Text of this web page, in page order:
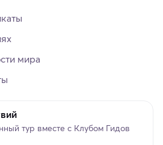
мира
тур вместе с Клубом Гидов